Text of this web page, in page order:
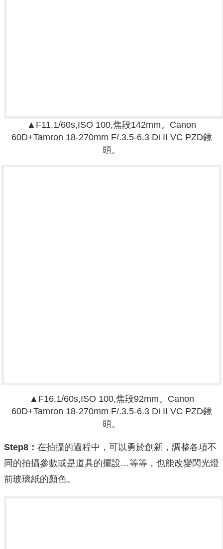
▲F11,1/60s,ISO 100,焦段142mm。 Canon
60D+Tamron 18-270mm F/.3.5-6.3 Di II VC PZD鏡
頭。
▲F16,1/60s,ISO 100,焦段92mm。 Canon
60D+Tamron 18-270mm F/.3.5-6.3 Di II VC PZD鏡
頭。
Step8： 在拍攝的過程中，可以勇於創新，調整各項不
同的拍攝參數或是道具的擺設…等等，也能改變閃光燈
前玻璃紙的顏色。